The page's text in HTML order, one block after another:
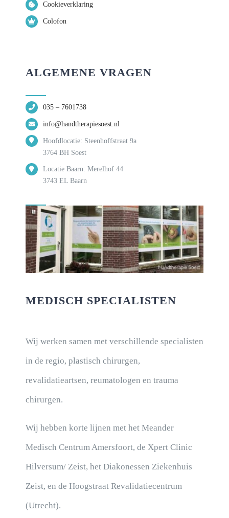
Cookieverklaring
Colofon
ALGEMENE VRAGEN
035 – 7601738
info@handtherapiesoest.nl
Hoofdlocatie: Steenhoffstraat 9a
3764 BH Soest
Locatie Baarn: Merelhof 44
3743 EL Baarn
MEDISCH SPECIALISTEN
Wij werken samen met verschillende specialisten
in de regio, plastisch chirurgen,
revalidatieartsen, reumatologen en trauma
chirurgen.
Wij hebben korte lijnen met het Meander
Medisch Centrum Amersfoort, de Xpert Clinic
Hilversum/ Zeist, het Diakonessen Ziekenhuis
Zeist, en de Hoogstraat Revalidatiecentrum
(Utrecht).